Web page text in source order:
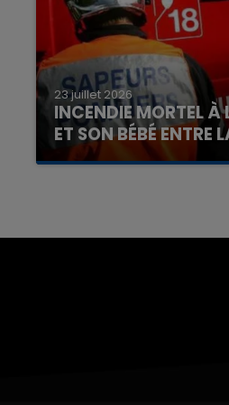
23 juillet 2026
INCENDIE MORTEL À
ET SON BÉBÉ ENTRE
Un homme s'est